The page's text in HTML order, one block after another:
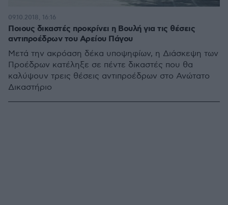
Ποιους δικαστές προκρίνει η Βουλή για τις θέσεις
αντιπροέδρων του Αρείου Πάγου
Μετά την ακρόαση δέκα υποψηφίων, η Διάσκεψη των
Προέδρων κατέληξε σε πέντε δικαστές που θα
καλύψουν τρεις θέσεις αντιπροέδρων στο Ανώτατο
Δικαστήριο
09.10.2018, 16:16